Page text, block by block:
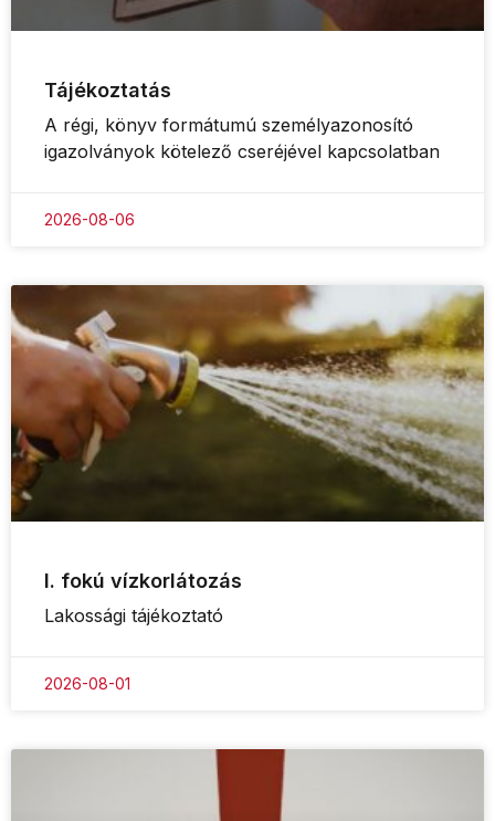
Tájékoztatás
A régi, könyv formátumú személyazonosító
igazolványok kötelező cseréjével kapcsolatban
2026-08-06
I. fokú vízkorlátozás
Lakossági tájékoztató
2026-08-01